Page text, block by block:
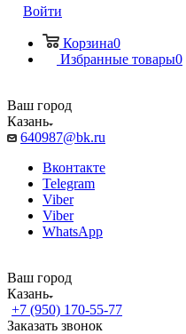
Войти
Корзина0
Избранные товары0
Ваш город
Казань
640987@bk.ru
Вконтакте
Telegram
Viber
Viber
WhatsApp
Ваш город
Казань
+7 (950) 170-55-77
Заказать звонок